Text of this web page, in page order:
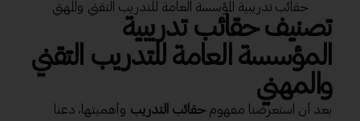
حقائب تدريبية المؤسسة العامة للتدريب التقني والمهني
تصنيف حقائب تدريبية
المؤسسة العامة للتدريب التقني
والمهني
بعد أن استعرضنا مفهوم حقائب التدريب وأهميتها، دعنا